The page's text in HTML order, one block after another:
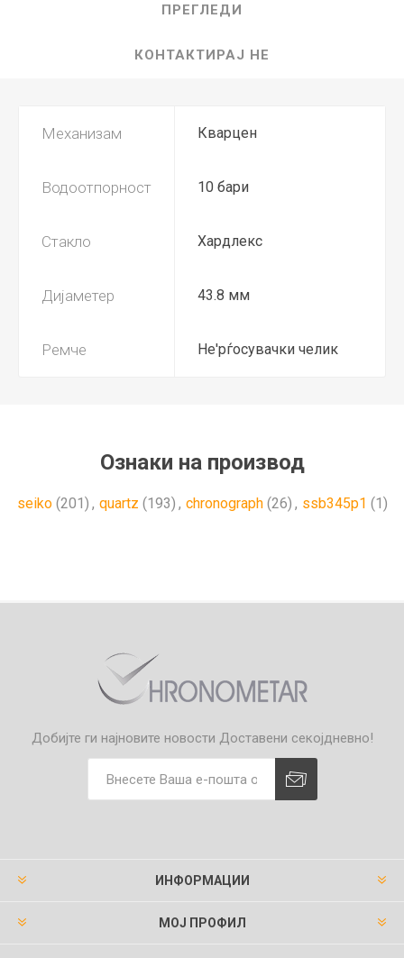
ПРЕГЛЕДИ
КОНТАКТИРАЈ НЕ
Механизам Кварцен
Водоотпорност 10 бари
Стакло Хардлекс
Дијаметер 43.8 мм
Ремче Не'рѓосувачки челик
Ознаки на производ
seiko (201) , quartz (193) , chronograph (26) , ssb345p1 (1)
Добијте ги најновите новости Доставени секојдневно!
ИНФОРМАЦИИ
МОЈ ПРОФИЛ